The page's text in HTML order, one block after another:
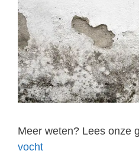
Meer weten? Lees onze
vocht